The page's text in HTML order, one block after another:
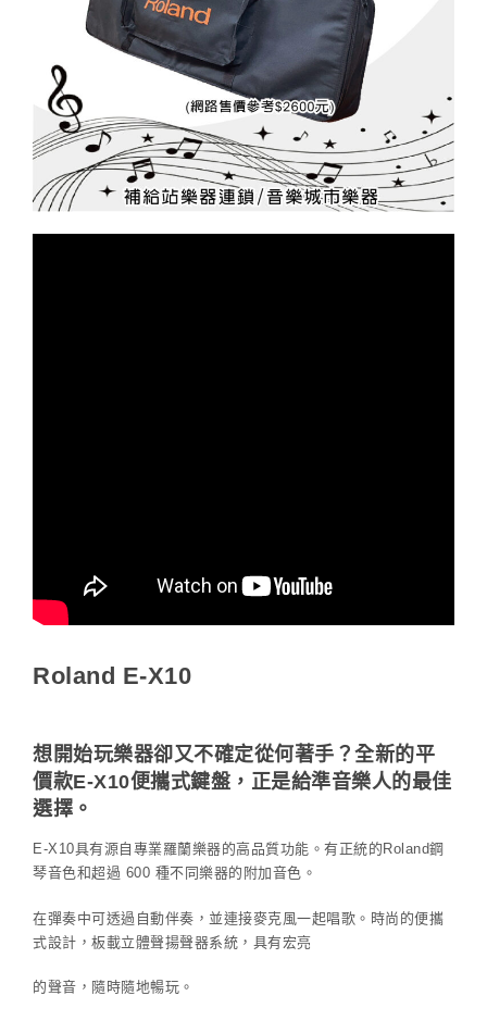
Roland E-X10
想開始玩樂器卻又不確定從何著手？全新的平
價款E-X10便攜式鍵盤，正是給準音樂人的最佳
選擇。
E-X10具有源自專業羅蘭樂器的高品質功能。有正統的Roland鋼
琴音色和超過 600 種不同樂器的附加音色。
在彈奏中可透過自動伴奏，並連接麥克風一起唱歌。時尚的便攜
式設計，板載立體聲揚聲器系統，具有宏亮
的聲音，隨時隨地暢玩。